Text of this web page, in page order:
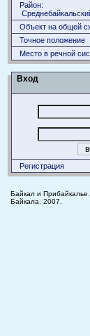
Район:
Объект на общей
Точное положение
Место в речной
Вход
Регистрация
Байкал и
Байкала. 2007.